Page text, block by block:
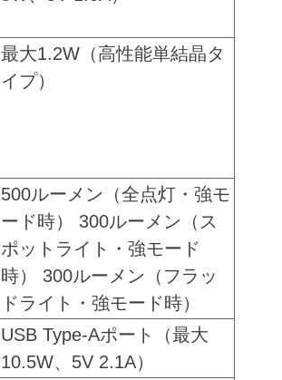
最大1.2W（高性能単結晶タ
イプ）
500ルーメン（全点灯・強モ
ード時） 300ルーメン（ス
ポットライト・強モード
時） 300ルーメン（フラッ
ドライト・強モード時）
USB Type-Aポート（最大
10.5W、5V 2.1A）